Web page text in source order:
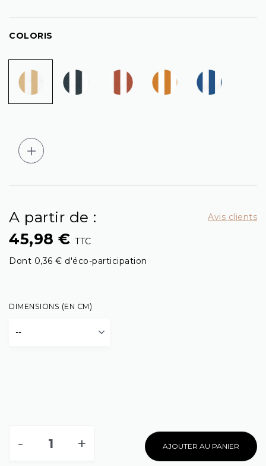
COLORIS
A partir de :
45,98 € TTC
Dont 0,36 € d'éco-participation
Avis clients
- +
DIMENSIONS (EN CM)
AJOUTER AU PANIER